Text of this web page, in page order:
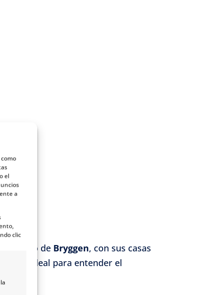
el
a
clic
barrio de Bryggen, con sus casas
, ideal para entender el